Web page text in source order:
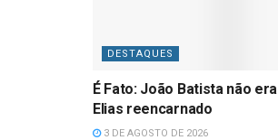
DESTAQUES
É Fato: João Batista não era
Elias reencarnado
3 DE AGOSTO DE 2026